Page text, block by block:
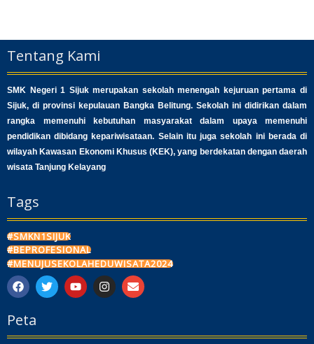
Tentang Kami
SMK Negeri 1 Sijuk merupakan sekolah menengah kejuruan pertama di
Sijuk, di provinsi kepulauan Bangka Belitung. Sekolah ini didirikan dalam
rangka memenuhi kebutuhan masyarakat dalam upaya memenuhi
pendidikan dibidang kepariwisataan. Selain itu juga sekolah ini berada di
wilayah Kawasan Ekonomi Khusus (KEK), yang berdekatan dengan daerah
wisata Tanjung Kelayang
Tags
#SMKN1SIJUK
#BEPROFESIONAL
#MENUJUSEKOLAHEDUWISATA2024
F
a
e
b
T
w
t
Y
o
u
I
n
a
E
n
l
Peta